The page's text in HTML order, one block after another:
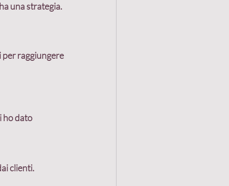
una strategia.
raggiungere
ho dato
clienti.